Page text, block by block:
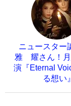
ニュースタ
雅 耀さん！月
演『Eternal
る想い』